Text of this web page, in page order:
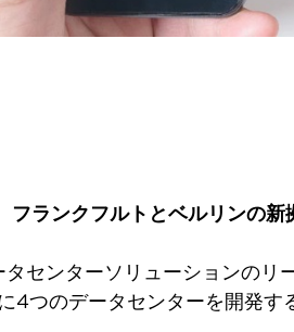
フランクフルトとベルリンの
センターソリューションの
4つのデータセンターを開発す